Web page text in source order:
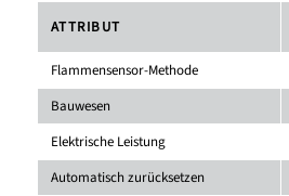
ATTRIBUT
Flammensensor-Methode
Bauwesen
Elektrische Leistung
Automatisch zurücksetzen